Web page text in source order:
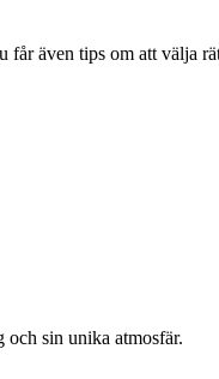
även tips om att välja
och sin unika atmosfär.